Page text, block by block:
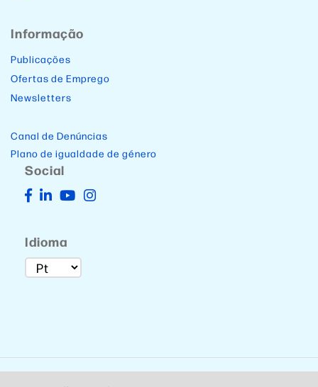
Informação
Publicações
Ofertas de Emprego
Newsletters
Canal de Denúncias
Plano de igualdade de género
Social
Idioma